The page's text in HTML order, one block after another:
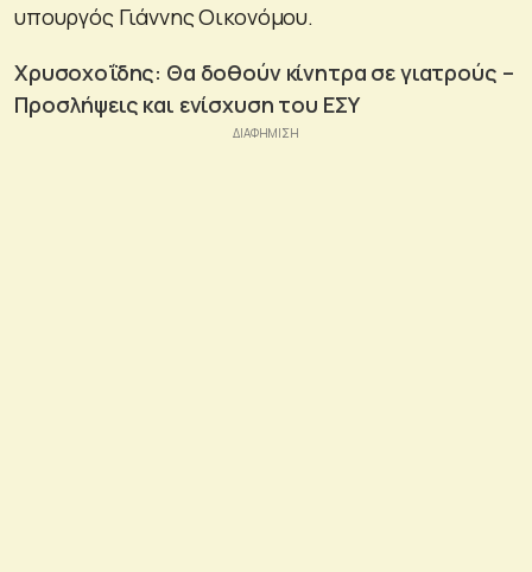
υπουργός Γιάννης Οικονόμου.
Χρυσοχοΐδης: Θα δοθούν κίνητρα σε γιατρούς –
Προσλήψεις και ενίσχυση του ΕΣΥ